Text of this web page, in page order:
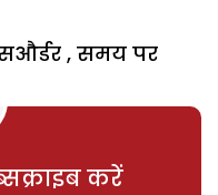
, समय पर
करें